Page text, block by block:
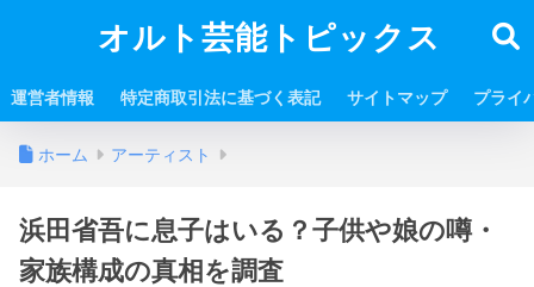
オルト芸能トピックス
運営者情報 特定商取引法に基づく表記 サイトマップ プライ
ホーム アーティスト
浜田省吾に息子はいる？子供や娘の噂・
家族構成の真相を調査